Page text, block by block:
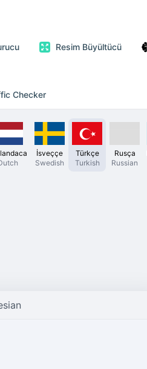
Resim Büyültücü
Checker
İsveççe
Swedish
Türkçe
Turkish
Rusça
Russian